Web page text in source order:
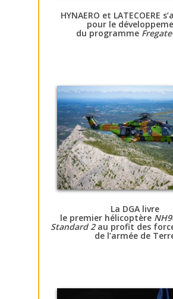
HYNAERO et LATECOERE
pour le
du programme
La DGA livre
le premier hélicoptère
Standard 2au profit des
de l’armée de